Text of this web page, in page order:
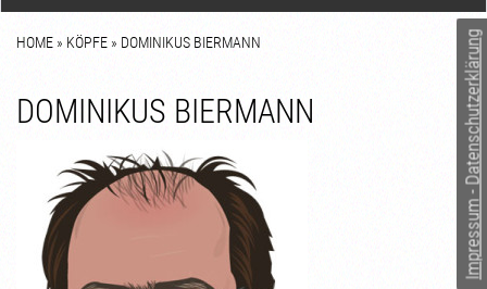
Impressum - Datenschutzerklärung
HOME » KÖPFE » DOMINIKUS BIERMANN
DOMINIKUS BIERMANN